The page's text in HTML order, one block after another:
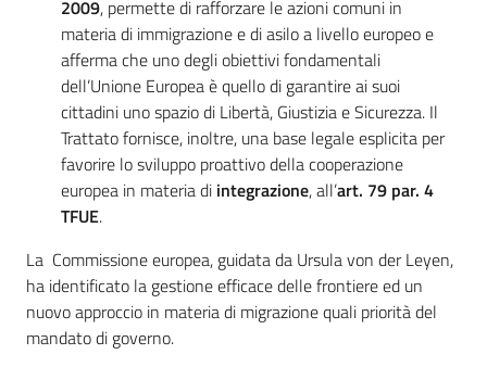
Regione
Regione
Novità
2009, permette di rafforzare le azioni comuni in
materia di immigrazione e di asilo a livello europeo e
afferma che uno degli obiettivi fondamentali
dell’Unione Europea è quello di garantire ai suoi
cittadini uno spazio di Libertà, Giustizia e Sicurezza. Il
Trattato fornisce, inoltre, una base legale esplicita per
favorire lo sviluppo proattivo della cooperazione
europea in materia di integrazione, all’art. 79 par. 4
TFUE.
La Commissione europea, guidata da Ursula von der Leyen,
ha identificato la gestione efficace delle frontiere ed un
nuovo approccio in materia di migrazione quali priorità del
mandato di governo.